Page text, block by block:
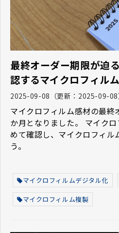
最終オーダー期限が迫
認するマイクロフィル
2025-09-08 （更新： 2025-09-08
マイクロフィルム感材の最終
か月となりました。 マイク
めて確認し、マイクロフィル
う。
マイクロフィルムデジタル化
マイクロフィルム複製